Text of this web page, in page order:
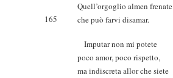
Quell’orgoglio almen frenate
165
che può farvi disamar.
Imputar non mi potete
poco amor, poco rispetto,
ma indiscreta allor che siete